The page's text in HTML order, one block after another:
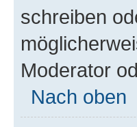
schreiben
Moderator
Nach oben